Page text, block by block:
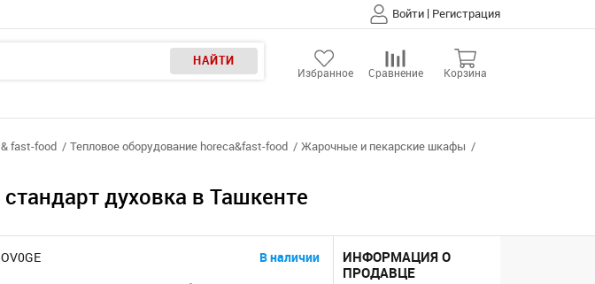
Войти | Регистрация
НАЙТИ
Избранное Сравнение Корзина
fast-food Тепловое оборудование horeca&fast-food
Жарочные и пекарские шкафы
духовка в Ташкенте
В наличии
ИНФОРМАЦИЯ О
ПРОДАВЦЕ